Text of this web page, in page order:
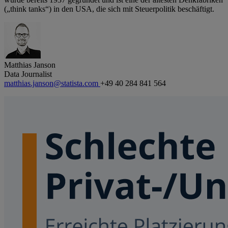
(„think tanks“) in den USA, die sich mit Steuerpolitik beschäftigt.
Matthias Janson
Data Journalist
matthias.janson@statista.com +49 40 284 841 564